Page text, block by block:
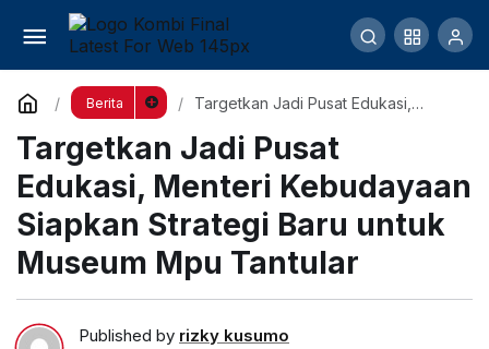
Berita
Targetkan Jadi Pusat Edukasi,
Strategi Baru untuk Museum Mpu
Tantular
Targetkan Jadi Pusat
Edukasi, Menteri Kebudayaan
Siapkan Strategi Baru untuk
Museum Mpu Tantular
Published by rizky kusumo
Targetkan Jadi Pusat Edukasi, Menteri
Kebudayaan Siapkan Strategi Baru untuk Museum
Mpu Tantular
Comment